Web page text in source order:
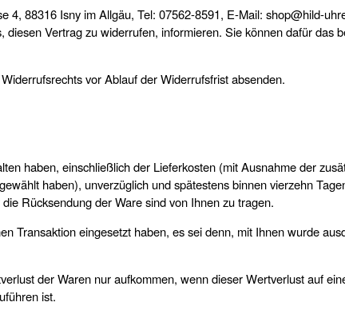
88316 Isny im Allgäu, Tel: 07562-8591, E-Mail: shop@hild-
Vertrag zu widerrufen, informieren. Sie können dafür das
vor Ablauf der Widerrufsfrist absenden.
haben, einschließlich der Lieferkosten (mit Ausnahme der
haben), unverzüglich und spätestens binnen vierzehn
Rücksendung der Ware sind von Ihnen zu tragen.
Transaktion eingesetzt haben, es sei denn, mit Ihnen wurde
der Waren nur aufkommen, wenn dieser Wertverlust auf
ist.